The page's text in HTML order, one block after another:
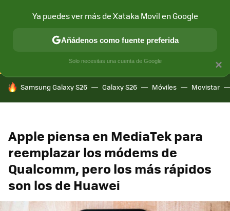
CONECTIVIDAD MÓVIL Y SOCIEDAD APLICACIONES
HOY SE HABLA DE
Samsung Galaxy S26 Galaxy S26 Móviles Movistar
Apple piensa en MediaTek para
reemplazar los módems de
Qualcomm, pero los más rápidos
son los de Huawei
×
Ya puedes ver más de Xataka Movil en Google
Añádenos como fuente preferida
Solo necesitas una cuenta de Google